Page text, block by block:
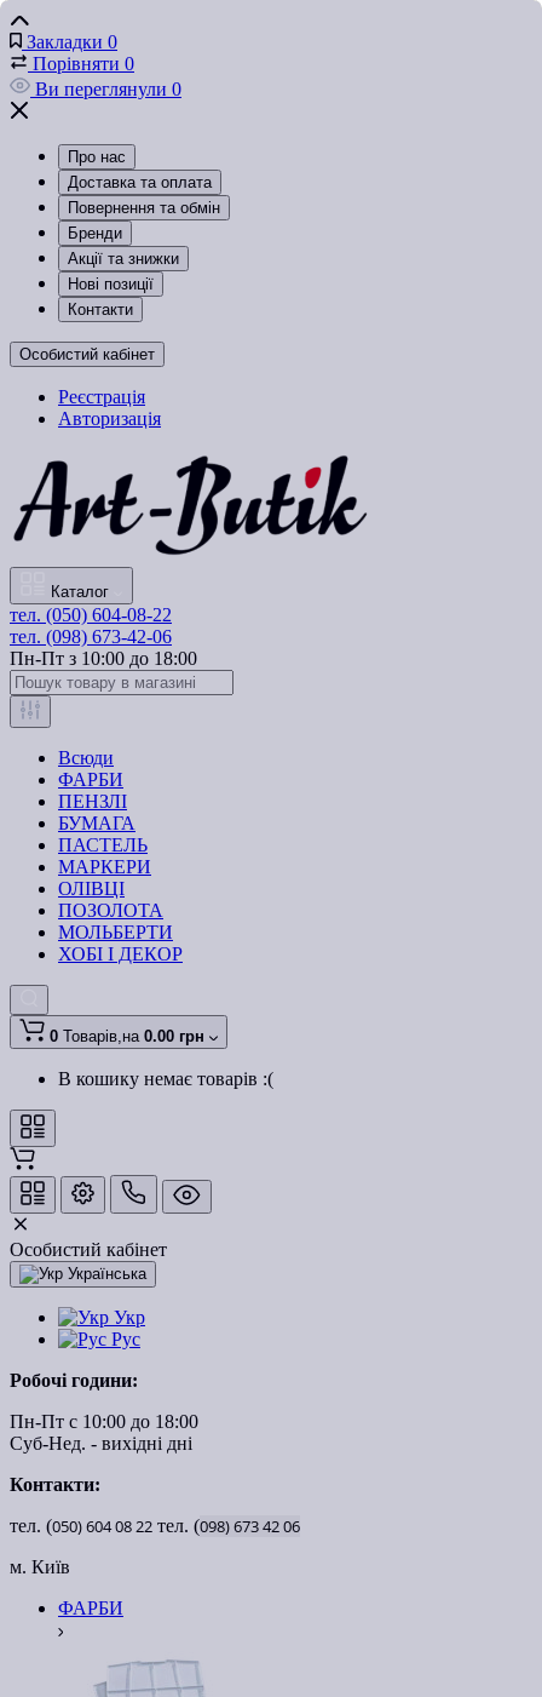
Закладки 0
Порівняти 0
Ви переглянули 0
Про нас
Доставка та оплата
Повернення та обмін
Бренди
Акції та знижки
Нові позиції
Контакти
Особистий кабінет
Реєстрація
Авторизація
Каталог
тел. (050) 604-08-22
тел. (098) 673-42-06
Пн-Пт з 10:00 до 18:00
Всюди
ФАРБИ
ПЕНЗЛІ
БУМАГА
ПАСТЕЛЬ
МАРКЕРИ
ОЛІВЦІ
ПОЗОЛОТА
МОЛЬБЕРТИ
ХОБІ І ДЕКОР
0 Товарів,на 0.00 грн
В кошику немає товарів :(
Особистий кабінет
Українська
Укр
Рус
Робочі години:
Пн-Пт с 10:00 до 18:00
Суб-Нед. - вихідні дні
Контакти:
тел. (050)6040822 тел. (098)6734206
м. Київ
ФАРБИ